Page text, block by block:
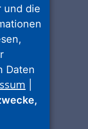
und die
Daten